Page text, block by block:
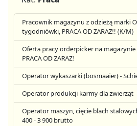
Pracownik magazynu z odzieżą marki
tygodniówki, PRACA OD ZARAZ!! (K/M)
Oferta pracy orderpicker na
PRACA OD ZARAZ!
Operator wykaszarki (bosmaaier) -
Operator produkcji karmy dla zwierząt
Operator maszyn, cięcie blach
400 - 3 900 brutto